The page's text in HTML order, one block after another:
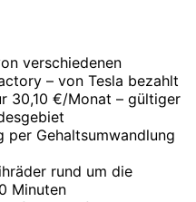
verschiedenen
– von Tesla bezahlt
30,10 €/Monat – gültiger
per Gehaltsumwandlung
rund um die
Minuten